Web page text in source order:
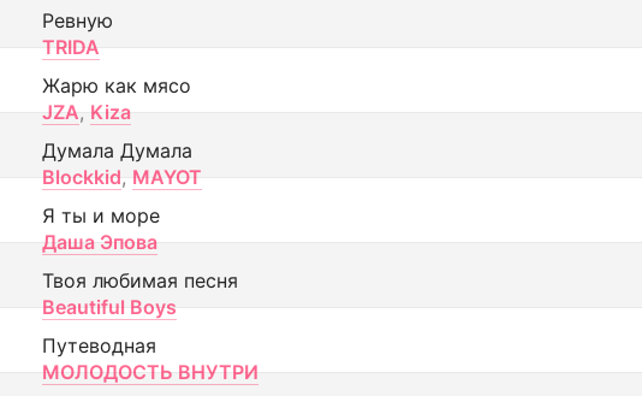
Ревную
TRIDA
Жарю как мясо
JZA, Kiza
Думала Думала
Blockkid, MAYOT
Я ты и море
Даша Эпова
Твоя любимая песня
Beautiful Boys
Путеводная
МОЛОДОСТЬ ВНУТРИ